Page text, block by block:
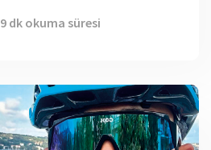
9 dk okuma süresi